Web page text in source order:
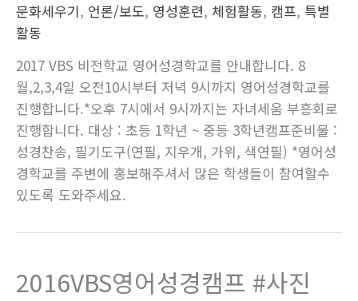
문화세우기, 언론/보도, 영성훈련, 체험활동, 캠프, 특별
활동
2017 VBS 비전학교 영어성경학교를 안내합니다. 8
월,2,3,4일 오전10시부터 저녁 9시까지 영어성경학교를
진행합니다.*오후 7시에서 9시까지는 자녀세움 부흥회로
진행합니다. 대상 : 초등 1학년 ~ 중등 3학년캠프준비물 :
성경찬송, 필기도구(연필, 지우개, 가위, 색연필) *영어성
경학교를 주변에 홍보해주셔서 많은 학생들이 참여할수
있도록 도와주세요.
2016VBS영어성경캠프 #사진